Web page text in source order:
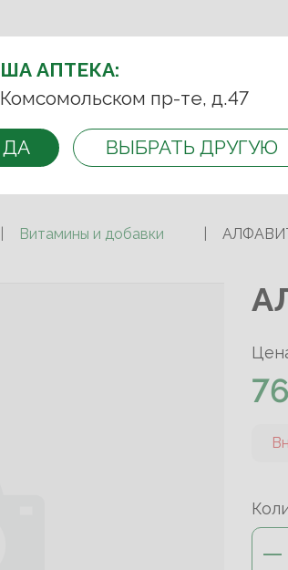
АПТЕКУ:
м.Фрунзенская
Комсомольский пр-т, д. 47
АПТЕКА:
пр-те, д.47
ДА ВЫБРАТЬ ДРУГУЮ
253 45 93 +7 (499) 242-
и оплата Контакты Акции
Витамины и добавки